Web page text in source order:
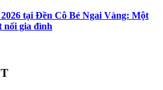
tại Đền Cô Bé Ngai Vàng: Một
nối gia đình